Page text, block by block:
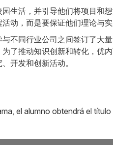
生活，并引导他们将项目和
动，而是要保证他们理论与
不同行业公司之间签订了大
了推动知识创新和转化，优
开发和创新活动。
el alumno obtendrá el título